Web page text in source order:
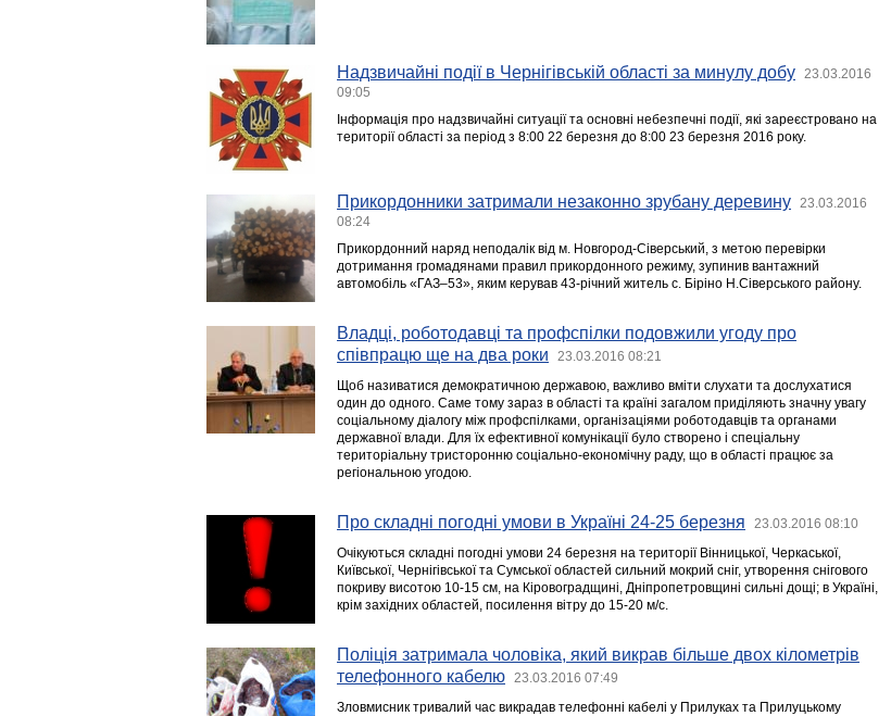
Надзвичайні події в Чернігівській області за минулу добу
23.03.2016
09:05
Інформація про надзвичайні ситуації та основні небезпечні події, які зареєстровано на
території області за період з 8:00 22 березня до 8:00 23 березня 2016 року.
Прикордонники затримали незаконно зрубану деревину
23.03.2016
08:24
Прикордонний наряд неподалік від м. Новгород-Сіверський, з метою перевірки
дотримання громадянами правил прикордонного режиму, зупинив вантажний
автомобіль «ГАЗ–53», яким керував 43-річний житель с. Біріно Н.Сіверського району.
Владці, роботодавці та профспілки подовжили угоду про
співпрацю ще на два роки
23.03.2016 08:21
Щоб називатися демократичною державою, важливо вміти слухати та дослухатися
один до одного. Саме тому зараз в області та країні загалом приділяють значну увагу
соціальному діалогу між профспілками, організаціями роботодавців та органами
державної влади. Для їх ефективної комунікації було створено і спеціальну
територіальну тристоронню соціально-економічну раду, що в області працює за
регіональною угодою.
Про складні погодні умови в Україні 24-25 березня 23.03.2016 08:10
Очікуються складні погодні умови 24 березня на території Вінницької, Черкаської,
Київської, Чернігівської та Сумської областей сильний мокрий сніг, утворення снігового
покриву висотою 10-15 см, на Кіровоградщині, Дніпропетровщині сильні дощі; в Україні,
крім західних областей, посилення вітру до 15-20 м/с.
Поліція затримала чоловіка, який викрав більше двох кілометрів
телефонного кабелю
23.03.2016 07:49
Зловмисник тривалий час викрадав телефонні кабелі у Прилуках та Прилуцькому